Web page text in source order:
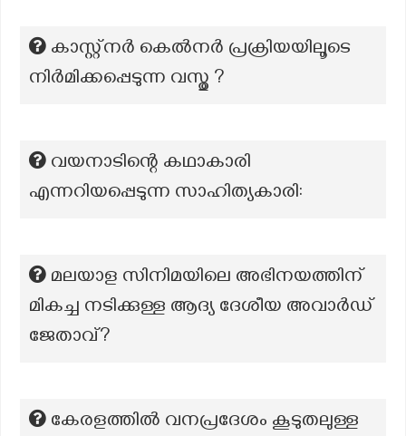
കാസ്റ്റ്നർ കെൽനർ പ്രക്രിയയിലൂടെ
നിർമിക്കപ്പെടുന്ന വസ്തു ?
വയനാടിന്റെ കഥാകാരി
എന്നറിയപ്പെടുന്ന സാഹിത്യകാരി:
മലയാള സിനിമയിലെ അഭിനയത്തിന്
മികച്ച നടിക്കുള്ള ആദ്യ ദേശീയ അവാർഡ്
ജേതാവ്?
കേരളത്തിൽ വനപ്രദേശം കൂടുതലുള്ള